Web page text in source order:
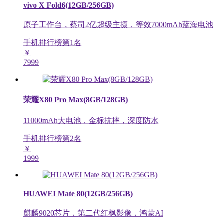
vivo X Fold6(12GB/256GB)
原子工作台，蔡司2亿超级主摄，等效7000mAh蓝海电池
手机排行榜第1名
￥
7999
荣耀X80 Pro Max(8GB/128GB)
11000mAh大电池，金标抗摔，深度防水
手机排行榜第2名
￥
1999
HUAWEI Mate 80(12GB/256GB)
麒麟9020芯片，第二代红枫影像，鸿蒙AI